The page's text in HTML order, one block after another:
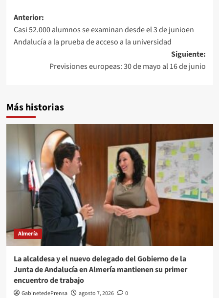
Navegación
de
entradas
Anterior:
Casi 52.000 alumnos se examinan desde el 3 de junioen
Andalucía a la prueba de acceso a la universidad
Siguiente:
Previsiones europeas: 30 de mayo al 16 de junio
Más historias
Almería
La alcaldesa y el nuevo delegado del Gobierno de la
Junta de Andalucía en Almería mantienen su primer
encuentro de trabajo
GabinetedePrensa agosto 7, 2026 0